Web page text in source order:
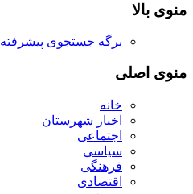
منوی بالا
برگه جستجوی پیشرفته
منوی اصلی
خانه
اخبار شهرستان
اجتماعی
سیاسی
فرهنگی
اقتصادی